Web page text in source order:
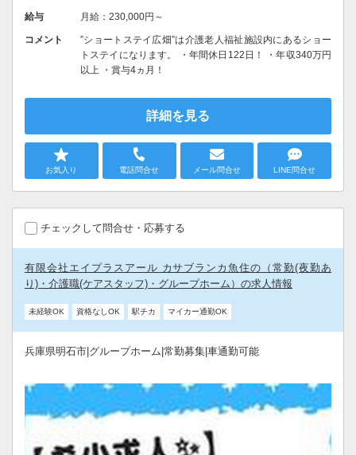
給与 月給：230,000円～
コメント
”ショートステイ広畑”は介護老人福祉施設内にあるショー
トステイになります。 ・年間休日122日！ ・年収340万円
以上 ・賞与4ヵ月！
詳細を見る
お気入り 電話問合せ メール問合せ LINE問合せ
チェックして問合せ・応募する
有限会社エイプラスアール カサブランカ魚住の（常勤(夜勤あ
り)・介護職(ケアスタッフ)・グループホーム）の求人情報
未経験OK 資格なしOK 駅チカ マイカー通勤OK
兵庫県明石市|グループホーム|常勤募集|車通勤可能